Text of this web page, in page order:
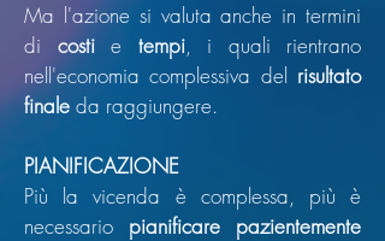
Ma l'azione si valuta anche in termini
di costi e tempi, i quali rientrano
nell'economia complessiva del risultato
finale da raggiungere.
PIANIFICAZIONE
Più la vicenda è complessa, più è
necessario pianificare pazientemente